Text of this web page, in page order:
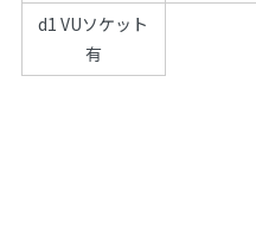
d1 VUソケット
有